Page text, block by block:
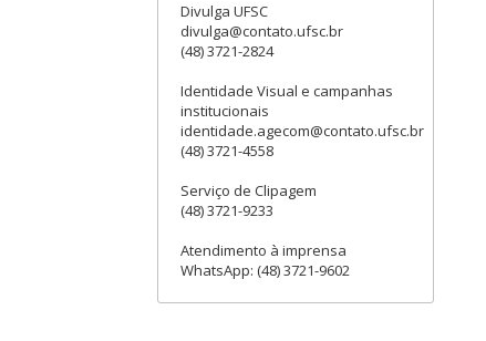
Divulga UFSC
divulga@contato.ufsc.br
(48) 3721-2824
Identidade Visual e campanhas
institucionais
identidade.agecom@contato.ufsc.br
(48) 3721-4558
Serviço de Clipagem
(48) 3721-9233
Atendimento à imprensa
WhatsApp: (48) 3721-9602